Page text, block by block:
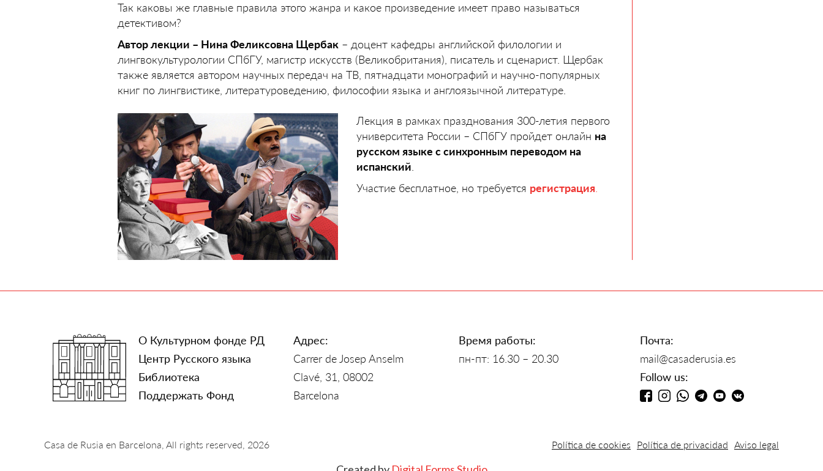
Так каковы же главные правила этого жанра и какое произведение имеет право называться
детективом?
Автор лекции – Нина Феликсовна Щербак – доцент кафедры английской филологии и
лингвокультурологии СПбГУ, магистр искусств (Великобритания), писатель и сценарист. Щербак
также является автором научных передач на ТВ, пятнадцати монографий и научно-популярных
книг по лингвистике, литературоведению, философии языка и англоязычной литературе.
Лекция в рамках празднования 300-летия первого
университета России – СПбГУ пройдет онлайн на
русском языке с синхронным переводом на
испанский
Участие бесплатное, но требуется регистрация
О Культурном фонде РД
Центр Русского языка
Библиотека
Поддержать Фонд
Адрес:
Carrer de Josep Anselm
Clavé, 31, 08002
Barcelona
Время работы:
пн-пт: 16.30 – 20.30
Почта:
mail@casaderusia.es
Follow us:
Casa de Rusia en Barcelona, All rights reserved, 2026 Política de cookies Política de privacidad Aviso legal